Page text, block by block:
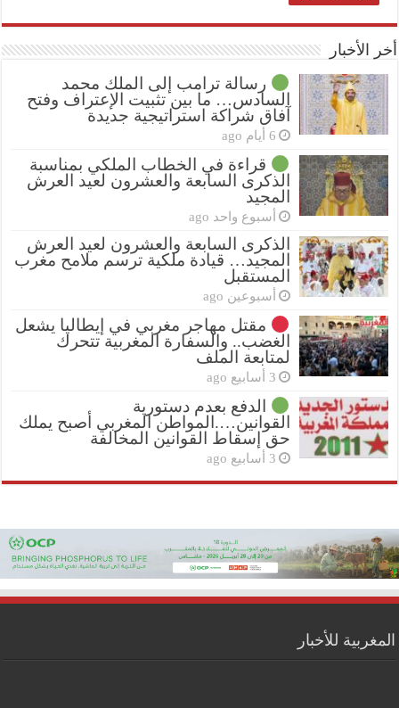
أخر الأخبار
رسالة ترامب إلى الملك محمد
السادس… ما بين تثبيت الإعتراف وفتح
آفاق شراكة استراتيجية جديدة
6 أيام ago
قراءة في الخطاب الملكي بمناسبة
الذكرى السابعة والعشرون لعيد العرش
المجيد
أسبوع واحد ago
الذكرى السابعة والعشرون لعيد العرش
المجيد… قيادة ملكية ترسم ملامح مغرب
المستقبل
أسبوعين ago
مقتل مهاجر مغربي في إيطاليا يشعل
الغضب.. والسفارة المغربية تتحرك
لمتابعة الملف
3 أسابيع ago
الدفع بعدم دستورية
القوانين….المواطن المغربي أصبح يملك
حق إسقاط القوانين المخالفة
3 أسابيع ago
المغربية للأخبار